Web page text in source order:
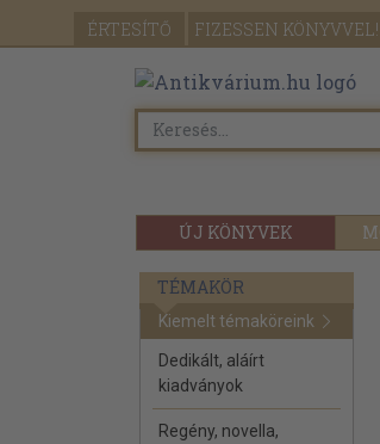
ÉRTESÍTŐ FIZESSEN KÖNYVVEL!
ÚJ KÖNYVEK
TÉMAKÖR
Kiemelt témaköreink
Dedikált, aláírt
kiadványok
Regény, novella,